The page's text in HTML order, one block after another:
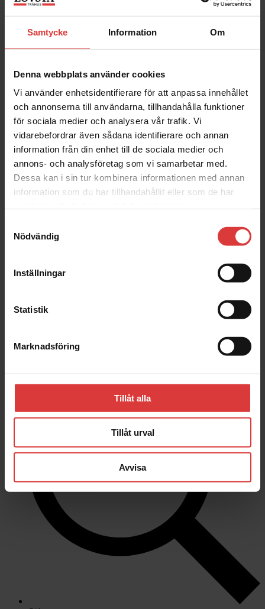
Samtycke Information Om
Denna webbplats använder cookies
Vi använder enhetsidentifierare för att anpassa innehållet
och annonserna till användarna, tillhandahålla funktioner
för sociala medier och analysera vår trafik. Vi
vidarebefordrar även sådana identifierare och annan
information från din enhet till de sociala medier och
annons- och analysföretag som vi samarbetar med.
Dessa kan i sin tur kombinera informationen med annan
information som du har tillhandahållit eller som de har
Nödvändig
Inställningar
Statistik
Marknadsföring
Tillåt alla
Tillåt urval
Avvisa
Hus | Herrgårdar | Fritidshus
Om oss